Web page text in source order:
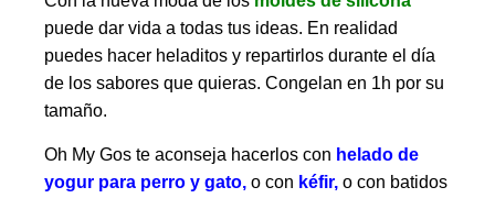
puede dar vida a todas tus ideas. En realidad
puedes hacer heladitos y repartirlos durante el día
de los sabores que quieras. Congelan en 1h por su
tamaño.
Oh My Gos te aconseja hacerlos con helado de
yogur para perro y gato, o con kéfir, o con batidos